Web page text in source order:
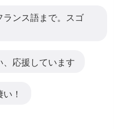
ランス語まで。スゴ
応援しています
！